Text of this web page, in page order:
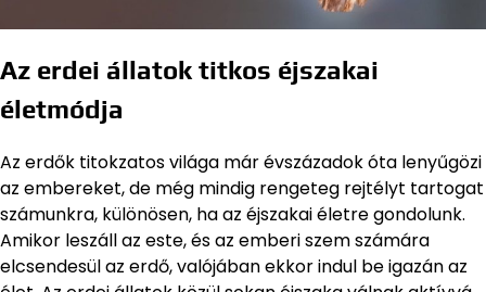
Az erdei állatok titkos éjszakai
életmódja
Az erdők titokzatos világa már évszázadok óta lenyűgözi
az embereket, de még mindig rengeteg rejtélyt tartogat
számunkra, különösen, ha az éjszakai életre gondolunk.
Amikor leszáll az este, és az emberi szem számára
elcsendesül az erdő, valójában ekkor indul be igazán az